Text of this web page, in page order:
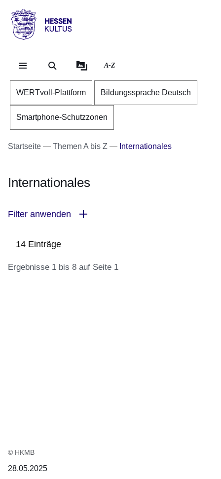
Hessen
Kultus
A-Z
WERTvoll-Plattform Bildungssprache Deutsch
Smartphone-Schutzzonen
Startseite Themen A bis Z Internationales
Internationales
Filter anwenden
14 Einträge
Ergebnisse 1 bis 8 auf Seite 1
© HKMB
28.05.2025